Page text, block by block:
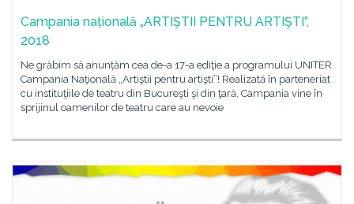
Campania națională „ARTIŞTII PENTRU ARTIŞTI”,
2018
Ne grăbim să anunțăm cea de-a 17-a ediţie a programului UNITER
Campania Naţională „Artiştii pentru artişti”! Realizată în parteneriat
cu instituţiile de teatru din Bucureşti şi din ţară, Campania vine în
sprijinul oamenilor de teatru care au nevoie